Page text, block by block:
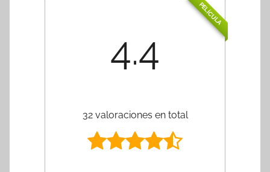
PELÍCULA
4.4
32 valoraciones en total